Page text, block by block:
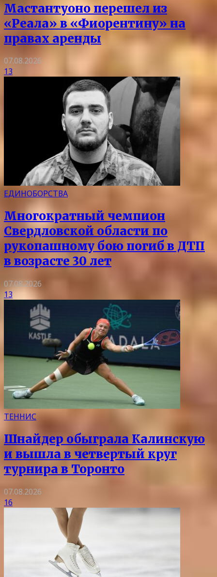
Мастантуоно перешел из
«Реала» в «Фиорентину» на
правах аренды
07.08.2026
13
ЕДИНОБОРСТВА
Многократный чемпион
Свердловской области по
рукопашному бою погиб в ДТП
в возрасте 30 лет
07.08.2026
13
ТЕННИС
Шнайдер обыграла Калинскую
и вышла в четвертый круг
турнира в Торонто
07.08.2026
16